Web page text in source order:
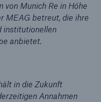
Munich Re in Höhe
MEAG betreut, die ihre
institutionellen
anbietet.
in die Zukunft
Annahmen
BU-